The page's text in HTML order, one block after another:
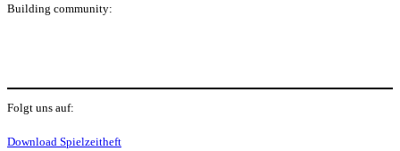
Building community:
P
Folgt uns auf:
Y
Download Spielzeitheft